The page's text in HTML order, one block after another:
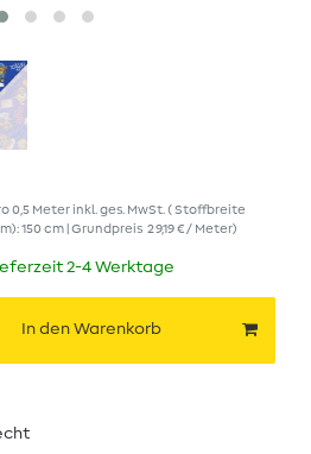
0,5 Meterinkl. ges. MwSt. ( Stoffbreite
150 cm | Grundpreis 29,19 € / Meter)
2-4 Werktage
In den Warenkorb